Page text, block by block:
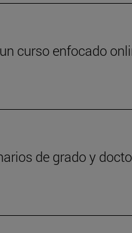
curso enfocado
de grado y